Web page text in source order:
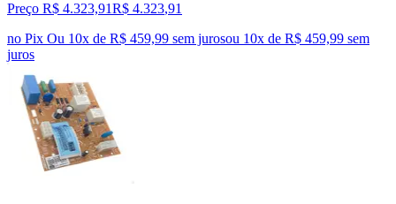
Preço R$ 4.323,91R$ 4.323,91
no Pix Ou 10x de R$ 459,99 sem jurosou 10x de R$ 459,99 sem
juros